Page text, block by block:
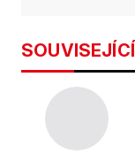
SOUVISEJÍCÍ